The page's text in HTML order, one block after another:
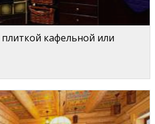
кафельной или